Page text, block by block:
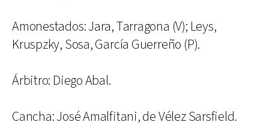
Amonestados: Jara, Tarragona (V); Leys,
Kruspzky, Sosa, García Guerreño (P).
Árbitro: Diego Abal.
Cancha: José Amalfitani, de Vélez Sarsfield.